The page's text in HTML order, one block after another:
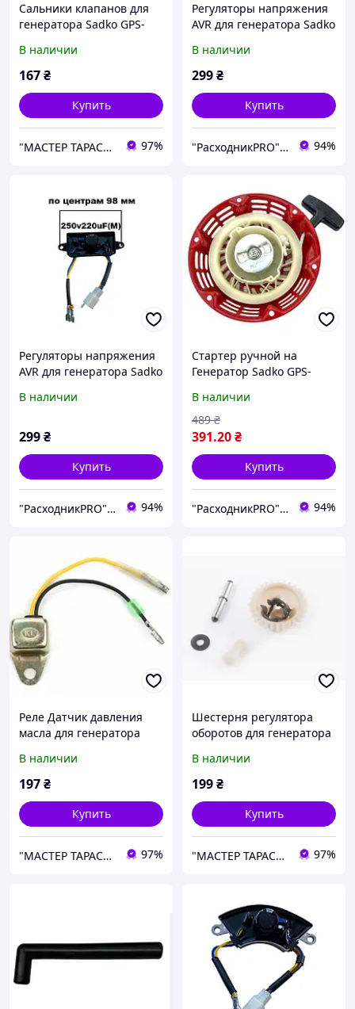
Сальники клапанов для
генератора Sadko GPS-
В наличии
167₴
Купить
"МАСТЕР ТАРАС" интернет магазин запчастей и комплеткующих 97%
Регуляторы напряжения
AVR для генератора Sadko
В наличии
299₴
Купить
"РасходникPRO" магазин запчастей 94%
Регуляторы напряжения
AVR для генератора Sadko
(прямоугольний )
В наличии
299₴
Купить
"РасходникPRO" магазин запчастей 94%
Стартер ручной на
Генератор Sadko GPS-
В наличии
391.20₴
489 ₴
Купить
"РасходникPRO" магазин запчастей 94%
Реле Датчик давления
масла для генератора
В наличии
197₴
Купить
"МАСТЕР ТАРАС" интернет магазин запчастей и комплеткующих 97%
Шестерня регулятора
оборотов для генератора
В наличии
199₴
Купить
"МАСТЕР ТАРАС" интернет магазин запчастей и комплеткующих 97%